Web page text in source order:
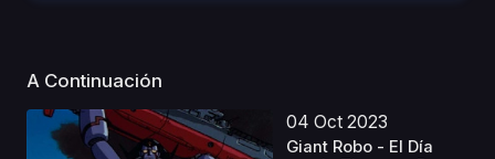
A Continuación
04 Oct 2023
Giant Robo - El Día